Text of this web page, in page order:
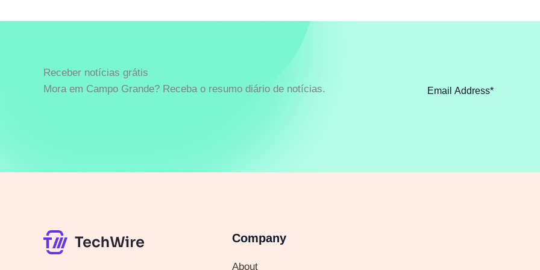
Receber notícias grátis
Mora em Campo Grande? Receba o resumo diário de notícias.
Company
About